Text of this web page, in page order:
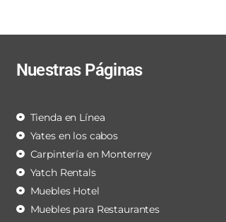
Nuestras Páginas
Tienda en Línea
Yates en los cabos
Carpintería en Monterrey
Yatch Rentals
Muebles Hotel
Muebles para Restaurantes